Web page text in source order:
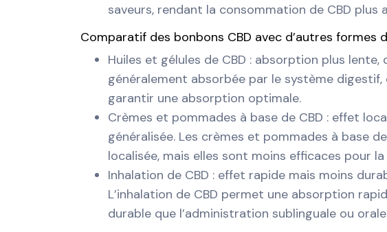
saveurs, rendant la consommation de CBD plus
Comparatif des bonbons CBD avec d’autres formes
Huiles et gélules de CBD : absorption plus lente,
généralement absorbée par le système
garantir une absorption optimale.
Crèmes et pommades à base de CBD : effet
généralisée. Les crèmes et pommades à base
localisée, mais elles sont moins efficaces pour
Inhalation de CBD : effet rapide mais moins
L’inhalation de CBD permet une absorption
durable que l’administration sublinguale ou